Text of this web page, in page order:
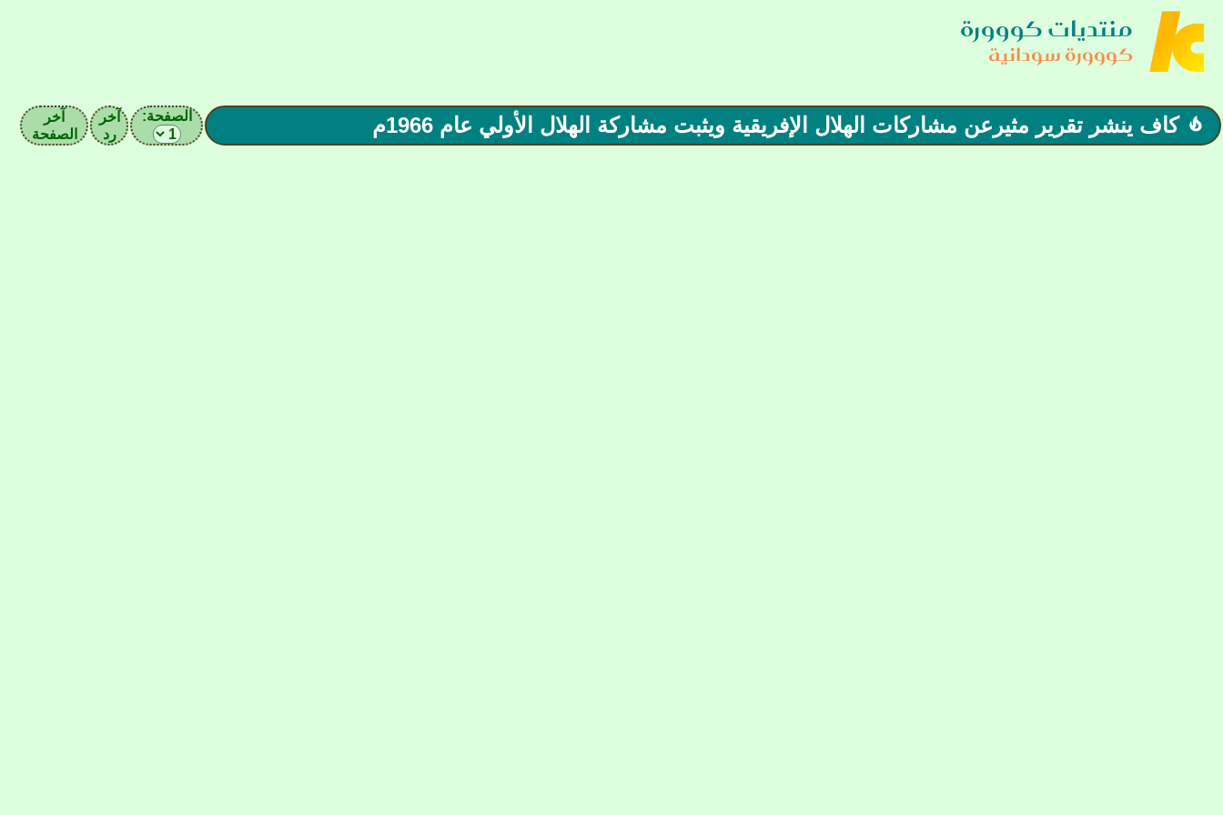
منتديات كووورة
كووورة سودانية
 كاف ينشر تقرير مثيرعن مشاركات الهلال الإفريقية ويثبت مشاركة الهلال الأولي عام 1966م الصفحة:
آخر
رد
آخر
الصفحة